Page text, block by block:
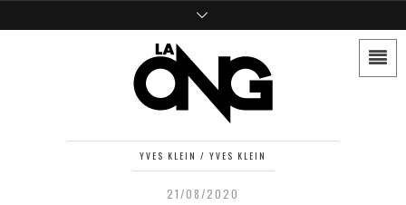
YVES KLEIN / YVES KLEIN
21/08/2020